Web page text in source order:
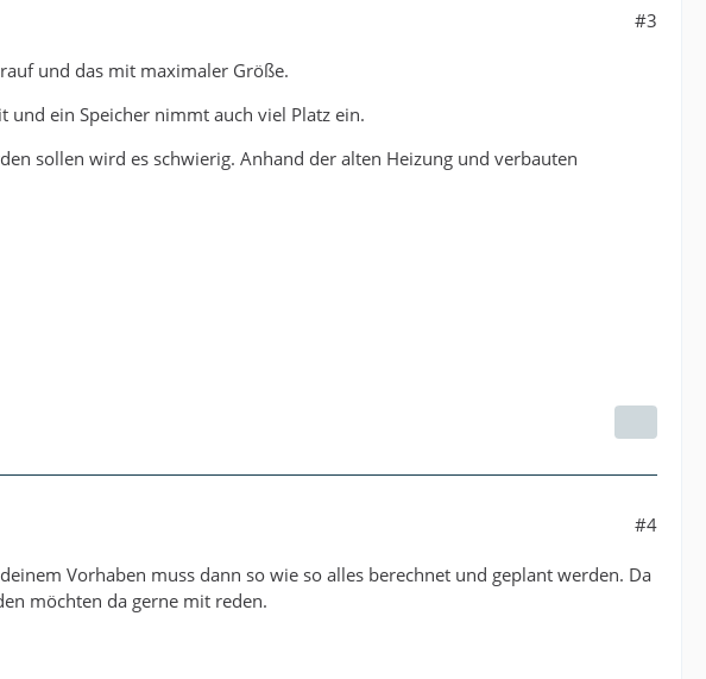
#3
und das mit maximaler Größe.
und ein Speicher nimmt auch viel Platz ein.
sollen wird es schwierig. Anhand der alten Heizung und verbauten
#4
Vorhaben muss dann so wie so alles berechnet und geplant werden. Da
möchten da gerne mit reden.